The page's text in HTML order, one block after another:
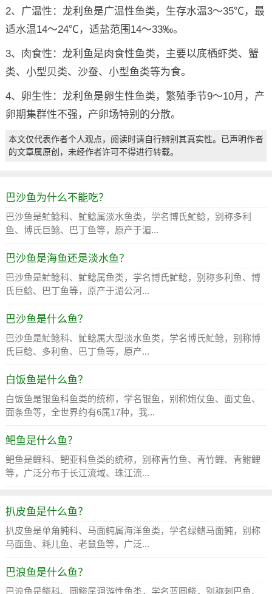
2、广温性：龙利鱼是广温性鱼类，生存水温3～35℃，最
适水温14～24℃，适盐范围14～33‰。
3、肉食性：龙利鱼是肉食性鱼类，主要以底栖虾类、蟹
类、小型贝类、沙蚕、小型鱼类等为食。
4、卵生性：龙利鱼是卵生性鱼类，繁殖季节9～10月，产
卵期集群性不强，产卵场特别的分散。
本文仅代表作者个人观点，阅读时请自行辨别其真实性。已声明作者
的文章属原创，未经作者许可不得进行转载。
巴沙鱼为什么不能吃？
巴沙鱼是䰶鲶科、䰶鲶属淡水鱼类，学名博氏䰶鲶，别称多利
鱼、博氏巨鲶、巴丁鱼等，原产于湄...
巴沙鱼是海鱼还是淡水鱼？
巴沙鱼是䰶鲶科、䰶鲶属鱼类，学名博氏䰶鲶，别称多利鱼、博
氏巨鲶、巴丁鱼等，原产于湄公河...
巴沙鱼是什么鱼？
巴沙鱼是䰶鲶科、䰶鲶属大型淡水鱼类，学名博氏䰶鲶，别称博
氏巨鲶、多利鱼、巴丁鱼等，原产...
白饭鱼是什么鱼？
白饭鱼是银鱼科鱼类的统称，学名银鱼，别称炮仗鱼、面丈鱼、
面条鱼等，全世界约有6属17种，我...
鲃鱼是什么鱼？
鲃鱼是鲤科、鲃亚科鱼类的统称，别称青竹鱼、青竹鲤、青鲋鲤
等，广泛分布于长江流域、珠江流...
扒皮鱼是什么鱼？
扒皮鱼是单角鲀科、马面鲀属海洋鱼类，学名绿鳍马面鲀，别称
马面鱼、耗儿鱼、老鼠鱼等，广泛...
巴浪鱼是什么鱼？
巴浪鱼是鲹科、圆鲹属洄游性鱼类，学名蓝圆鲹，别称刺巴鱼、